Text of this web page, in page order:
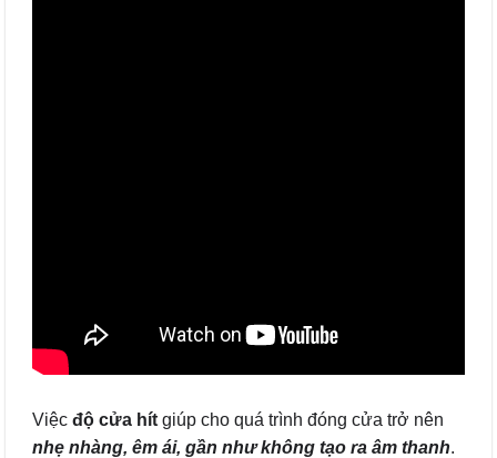
Việc độ cửa hít giúp cho quá trình đóng cửa trở nên
nhẹ nhàng, êm ái, gần như không tạo ra âm thanh.